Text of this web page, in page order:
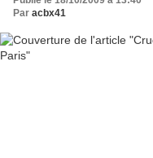
Par acbx41